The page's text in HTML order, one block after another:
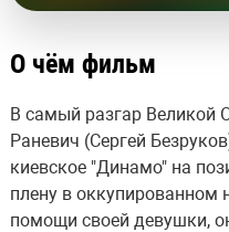
О чём фильм
В самый разгар Великой
Раневич (Сергей
киевское "Динамо" на
плену в оккупированном
помощи своей девушки,